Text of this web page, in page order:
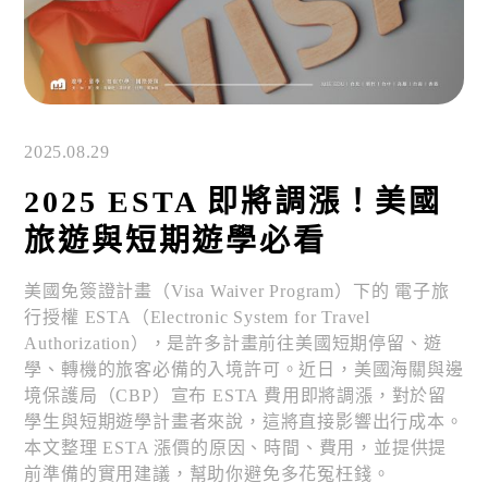
2025.08.29
2025 ESTA 即將調漲！美國
旅遊與短期遊學必看
美國免簽證計畫（Visa Waiver Program）下的 電子旅
行授權 ESTA（Electronic System for Travel
Authorization），是許多計畫前往美國短期停留、遊
學、轉機的旅客必備的入境許可。近日，美國海關與邊
境保護局（CBP）宣布 ESTA 費用即將調漲，對於留
學生與短期遊學計畫者來說，這將直接影響出行成本。
本文整理 ESTA 漲價的原因、時間、費用，並提供提
前準備的實用建議，幫助你避免多花冤枉錢。